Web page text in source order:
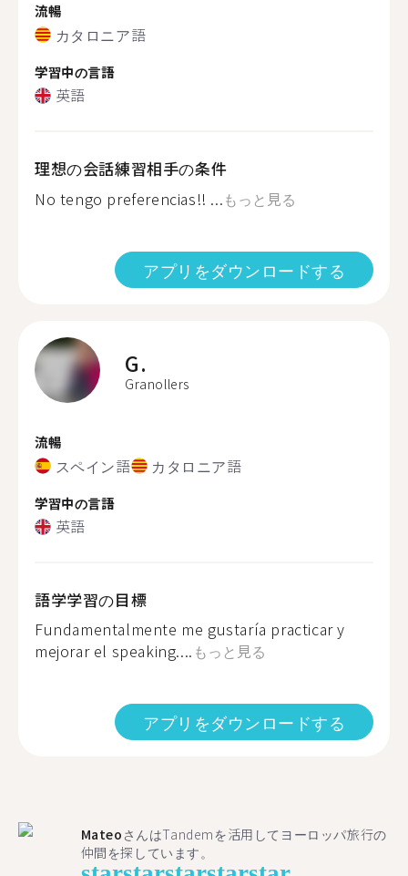
流暢
カタロニア語
学習中の言語
英語
理想の会話練習相手の条件
No tengo preferencias!! ...もっと見る
アプリをダウンロードする
G.
Granollers
流暢
スペイン語 カタロニア語
学習中の言語
英語
語学学習の目標
Fundamentalmente me gustaría practicar y
mejorar el speaking.... もっと見る
アプリをダウンロードする
Mateo さんはTandemを活用してヨーロッパ旅行の
仲間を探しています。